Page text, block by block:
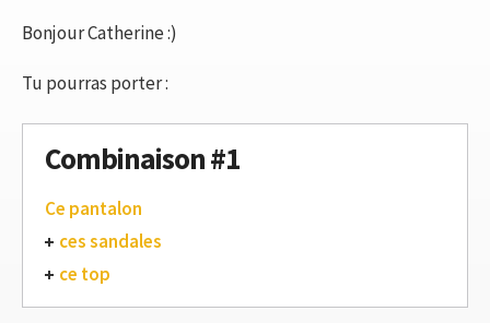
Bonjour Catherine :)
Tu pourras porter :
Combinaison #1
Ce pantalon
ces sandales
ce top